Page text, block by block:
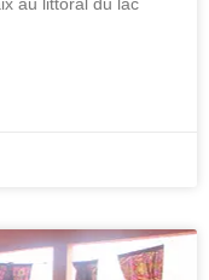
au littoral du lac